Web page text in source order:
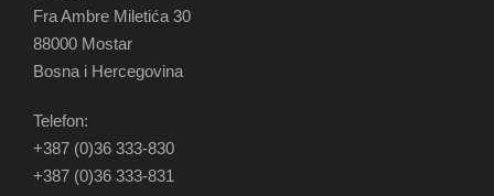
Fra Ambre Miletića 30
88000 Mostar
Bosna i Hercegovina
Telefon:
+387 (0)36 333-830
+387 (0)36 333-831